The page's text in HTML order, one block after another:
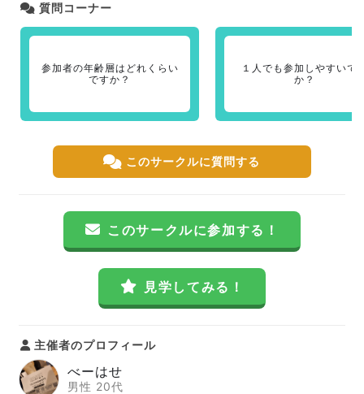
質問コーナー
参加者の年齢層はどれくらい
ですか？
１人でも参加しやすいで
か？
このサークルに質問する
このサークルに参加する！
見学してみる！
主催者のプロフィール
べーはせ
男性 20代